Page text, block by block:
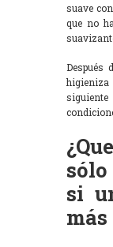
suave
que no
Después
si